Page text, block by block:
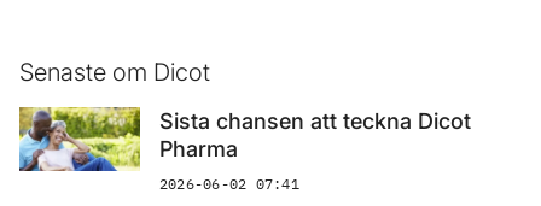
Senaste om Dicot
Sista chansen att teckna Dicot
Pharma
2026-06-02 07:41